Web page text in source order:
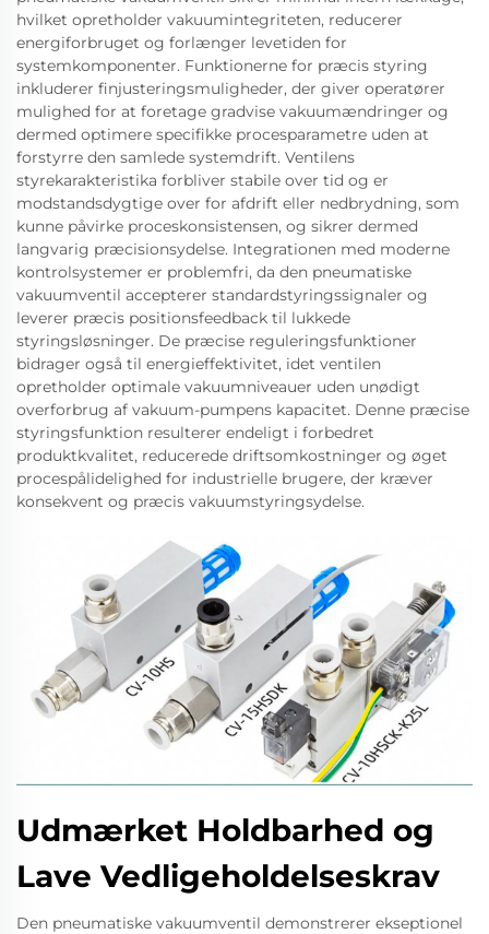
hvilket opretholder vakuumintegriteten, reducerer
energiforbruget og forlænger levetiden for
systemkomponenter. Funktionerne for præcis styring
inkluderer finjusteringsmuligheder, der giver operatører
mulighed for at foretage gradvise vakuumændringer og
dermed optimere specifikke procesparametre uden at
forstyrre den samlede systemdrift. Ventilens
styrekarakteristika forbliver stabile over tid og er
modstandsdygtige over for afdrift eller nedbrydning, som
kunne påvirke proceskonsistensen, og sikrer dermed
langvarig præcisionsydelse. Integrationen med moderne
kontrolsystemer er problemfri, da den pneumatiske
vakuumventil accepterer standardstyringssignaler og
leverer præcis positionsfeedback til lukkede
styringsløsninger. De præcise reguleringsfunktioner
bidrager også til energieffektivitet, idet ventilen
opretholder optimale vakuumniveauer uden unødigt
overforbrug af vakuum-pumpens kapacitet. Denne præcise
styringsfunktion resulterer endeligt i forbedret
produktkvalitet, reducerede driftsomkostninger og øget
procespålidelighed for industrielle brugere, der kræver
konsekvent og præcis vakuumstyringsydelse.
Udmærket Holdbarhed og
Lave Vedligeholdelseskrav
Den pneumatiske vakuumventil demonstrerer ekseptionel